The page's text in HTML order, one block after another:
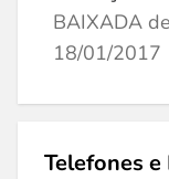
BAIXADA
18/01/2017
Telefones e